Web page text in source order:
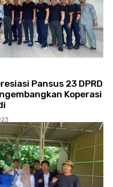
Pansus 23 DPRD
Koperasi